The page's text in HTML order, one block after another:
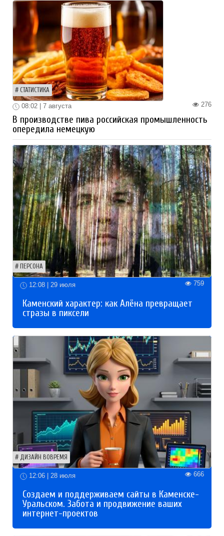
СТАТИСТИКА
276
08:02 | 7 августа
В производстве пива российская промышленность
опередила немецкую
ПЕРСОНА
12:08 | 29 июля 759
Каменский характер: как Алёна превращает
стразы в пиксели
ДИЗАЙН ВОВРЕМЯ
12:06 | 28 июля 666
Создаем и поддерживаем сайты в Каменске-
Уральском. Забота и продвижение ваших
интернет-проектов